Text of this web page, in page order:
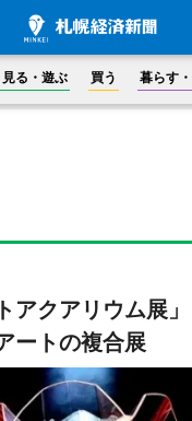
見る・遊ぶ 買う 暮らす
アクアリウム展
ートの複合展